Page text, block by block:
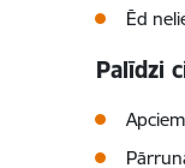
Ēd
Palīdzi